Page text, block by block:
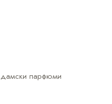
дамски парфюми